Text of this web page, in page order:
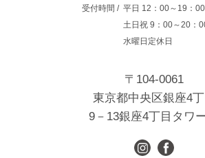
受付時間 平日 12：00～19：00
土日祝 9：00～20：
水曜日定休日
〒104-0061
東京都中央区銀座4丁
9－13銀座4丁目タワ